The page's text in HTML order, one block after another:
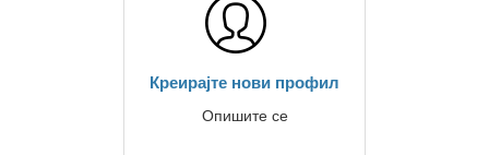
Креирајте нови профил
Опишите се